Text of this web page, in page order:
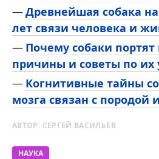
Древнейшая собака
лет связи человека и
Почему собаки
причины и советы по их
Когнитивные тайны
мозга связан с породой
АВТОР: СЕРГЕЙ ВАСИЛЬЕВ
НАУКА